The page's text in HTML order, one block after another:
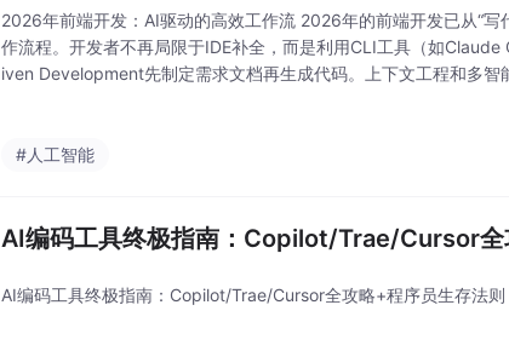
2026年前端开发：AI驱动的高效工作流 2026年的前端开发已从“写
作流程。开发者不再局限于IDE补全，而是利用CLI工具（如
iven Development先制定需求文档再生成代码。上下文工程和多智
#人工智能
AI编码工具终极指南：Copilot/Trae/Cursor全
AI编码工具终极指南：Copilot/Trae/Cursor全攻略+程序员生存法则